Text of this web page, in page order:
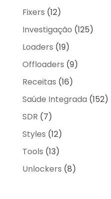
Fixers (12)
Investigação (125)
Loaders (19)
Offloaders (9)
Receitas (16)
Saúde Integrada (152)
SDR (7)
Styles (12)
Tools (13)
Unlockers (8)